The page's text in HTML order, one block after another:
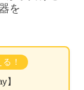
を
！
】